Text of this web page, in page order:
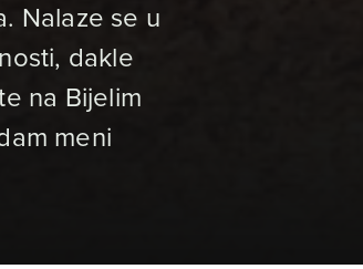
Nalaze se u
dakle
na Bijelim
meni